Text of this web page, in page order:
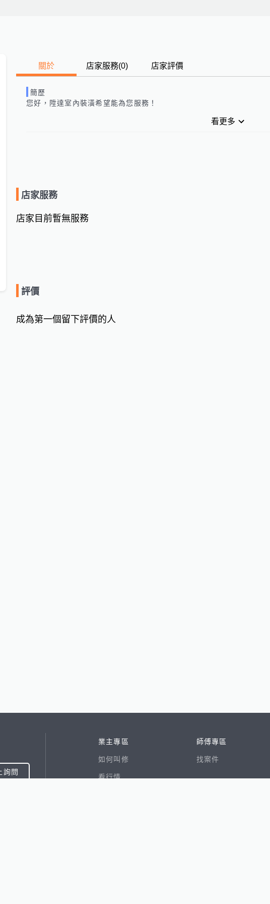
關於 店家服務(0) 店家評價
簡歷
您好， 陞達室內裝潢希望能為您服務！
看更多
店家服務
店家目前暫無服務
評價
成為第一個留下評價的人
詢問
業主專區
如何叫修
看行情
師傅專區
找案件